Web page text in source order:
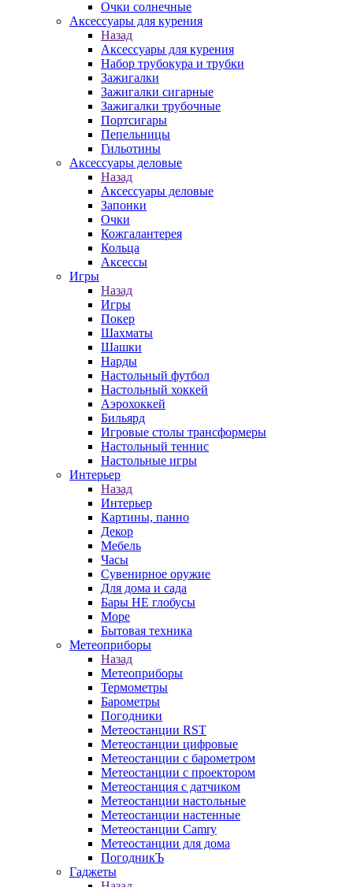
Очки солнечные
Аксессуары для курения
Назад
Аксессуары для курения
Набор трубокура и трубки
Зажигалки
Зажигалки сигарные
Зажигалки трубочные
Портсигары
Пепельницы
Гильотины
Аксессуары деловые
Назад
Аксессуары деловые
Запонки
Очки
Кожгалантерея
Кольца
Аксессы
Игры
Назад
Игры
Покер
Шахматы
Шашки
Нарды
Настольный футбол
Настольный хоккей
Аэрохоккей
Бильярд
Игровые столы трансформеры
Настольный теннис
Настольные игры
Интерьер
Назад
Интерьер
Картины, панно
Декор
Мебель
Часы
Сувенирное оружие
Для дома и сада
Бары НЕ глобусы
Море
Бытовая техника
Метеоприборы
Назад
Метеоприборы
Термометры
Барометры
Погодники
Метеостанции RST
Метеостанции цифровые
Метеостанции с барометром
Метеостанции с проектором
Метеостанция с датчиком
Метеостанции настольные
Метеостанции настенные
Метеостанции Camry
Метеостанции для дома
ПогодникЪ
Гаджеты